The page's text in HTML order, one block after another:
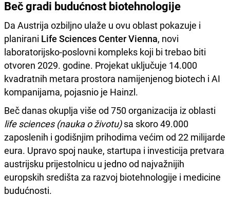
Beč gradi budućnost biotehnologije
Da Austrija ozbiljno ulaže u ovu oblast pokazuje i
planirani Life Sciences Center Vienna, novi
laboratorijsko-poslovni kompleks koji bi trebao biti
otvoren 2029. godine. Projekat uključuje 14.000
kvadratnih metara prostora namijenjenog biotech i AI
kompanijama, pojasnio je Hainzl.
Beč danas okuplja više od 750 organizacija iz oblasti
life sciences (nauka o životu)sa skoro 49.000
zaposlenih i godišnjim prihodima većim od 22 milijarde
eura. Upravo spoj nauke, startupa i investicija pretvara
austrijsku prijestolnicu u jedno od najvažnijih
europskih središta za razvoj biotehnologije i medicine
budućnosti.